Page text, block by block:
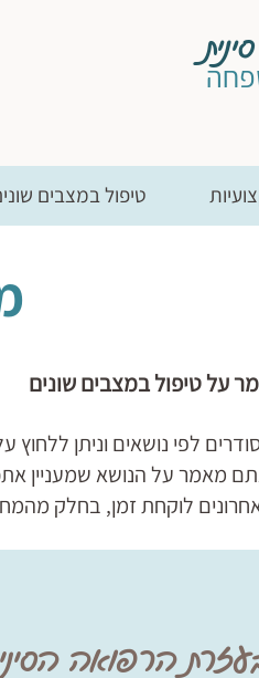
טיפול במצבים
על טיפול במצבים שונים
לפי נושאים וניתן ללחוץ
מאמר על הנושא שמעניין
לוקחת זמן, בחלק
הרפואה